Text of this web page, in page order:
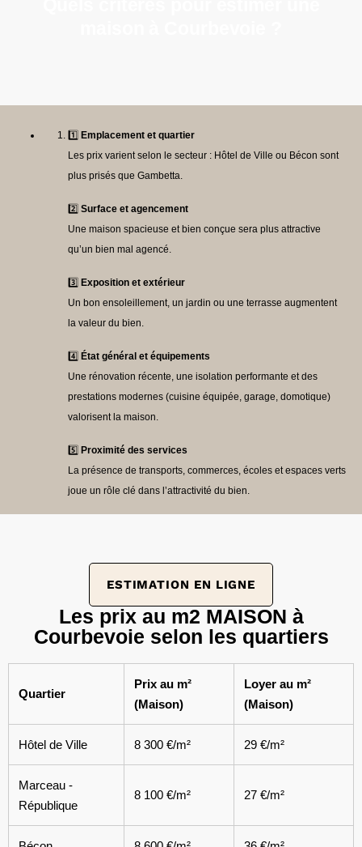
1️⃣ Emplacement et quartier
Les prix varient selon le secteur : Hôtel de Ville ou Bécon sont
plus prisés que Gambetta.
2️⃣ Surface et agencement
Une maison spacieuse et bien conçue sera plus attractive
qu’un bien mal agencé.
3️⃣ Exposition et extérieur
Un bon ensoleillement, un jardin ou une terrasse augmentent
la valeur du bien.
4️⃣ État général et équipements
Une rénovation récente, une isolation performante et des
prestations modernes (cuisine équipée, garage, domotique)
valorisent la maison.
5️⃣ Proximité des services
La présence de transports, commerces, écoles et espaces verts
joue un rôle clé dans l’attractivité du bien.
ESTIMATION EN LIGNE
Les prix au m2 MAISON à
Courbevoie selon les quartiers
Quartier
Prix au m²
(Maison)
Loyer au m²
(Maison)
Hôtel de Ville 8 300 €/m² 29 €/m²
Marceau -
République
8 100 €/m² 27 €/m²